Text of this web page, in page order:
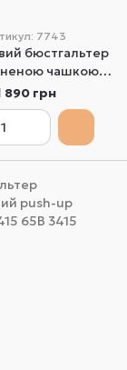
7743
бюстгальтер
чашкою
7743 70C
890 грн